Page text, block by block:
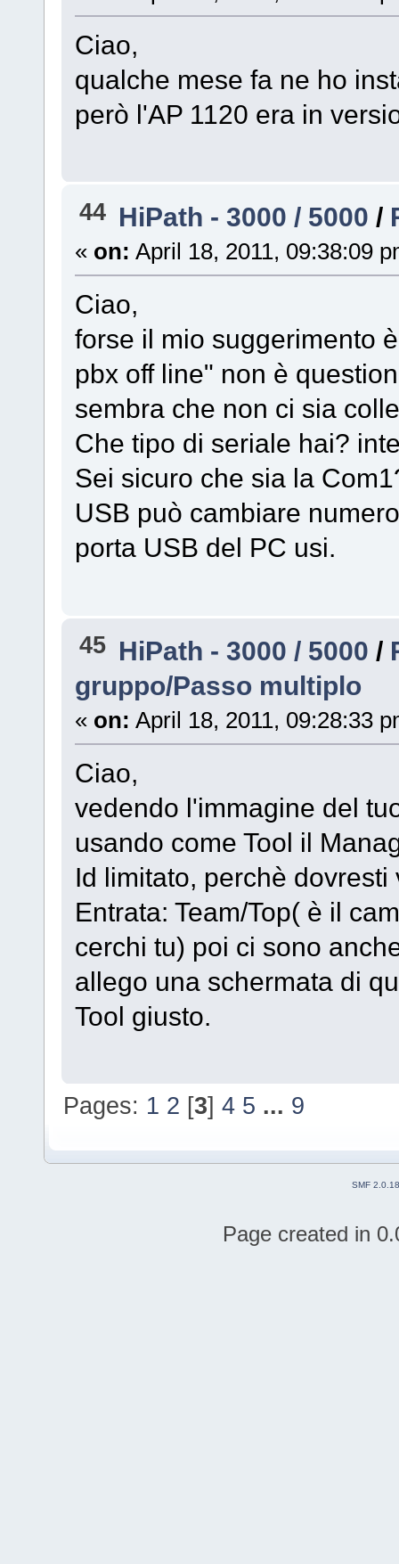
Ciao,
qualche mese fa ne ho
però l'AP 1120 era in
44 HiPath - 3000 / 5000 /
« on: April 18, 2011, 09:38:09
Ciao,
forse il mio suggerimento
pbx off line" non è
sembra che non ci sia
Che tipo di seriale hai?
Sei sicuro che sia la
USB può cambiare
porta USB del PC usi.
45 HiPath - 3000 / 5000 /
gruppo/Passo multiplo
« on: April 18, 2011, 09:28:33
Ciao,
vedendo l'immagine del
usando come Tool il
Id limitato, perchè
Entrata: Team/Top( è il
cerchi tu) poi ci sono
allego una schermata di
Tool giusto.
Pages: 1 2 [3]4 5 ... 9
SMF 2.0.18
Page created in